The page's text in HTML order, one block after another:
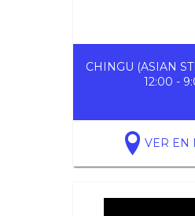
CHINGU (ASIAN
12:00 -
VER EN